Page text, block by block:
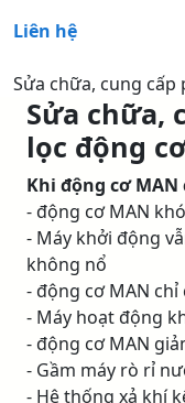
Liên hệ
Sửa chữa, cung
Sửa chữa,
lọc động
Khi động cơ
- động cơ MAN
- Máy khởi động
không nổ
- động cơ MAN
- Máy hoạt động
- động cơ MAN
- Gầm máy rò rỉ
- Hệ thống xả khí